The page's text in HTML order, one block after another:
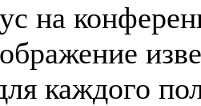
на
каждого